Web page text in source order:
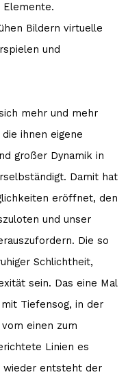
Elemente.
Bildern virtuelle
und
mehr und mehr
ihnen eigene
großer Dynamik in
Damit hat
eröffnet, den
und unser
Die so
Schlichtheit,
sein. Das eine Mal
Tiefensog, in der
einen zum
Linien es
wieder entsteht der